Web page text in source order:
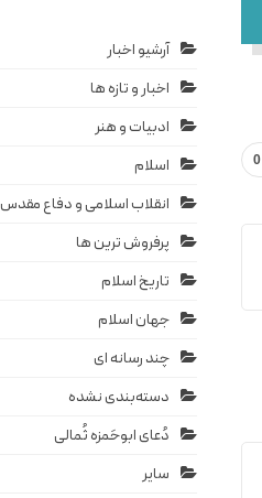
0
آرشیو اخبار
اخبار و تازه ها
ادبیات و هنر
اسلام
انقلاب اسلامی و دفاع مقدس
پرفروش ترین ها
تاریخ اسلام
جهان اسلام
چند رسانه ای
دسته‌بندی نشده
دُعای ابوحَمزه ثُمالی
سایر